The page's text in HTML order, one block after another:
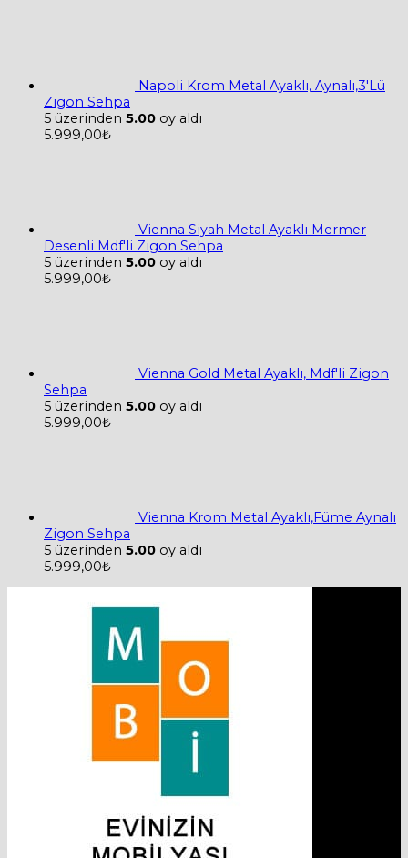
Napoli Krom Metal Ayaklı, Aynalı,3'Lü
Zigon Sehpa
5 üzerinden 5.00 oy aldı
5.999,00₺
Vienna Siyah Metal Ayaklı Mermer
Desenli Mdf'li Zigon Sehpa
5 üzerinden 5.00 oy aldı
5.999,00₺
Vienna Gold Metal Ayaklı, Mdf'li Zigon
Sehpa
5 üzerinden 5.00 oy aldı
5.999,00₺
Vienna Krom Metal Ayaklı,Füme Aynalı
Zigon Sehpa
5 üzerinden 5.00 oy aldı
5.999,00₺